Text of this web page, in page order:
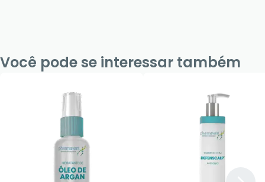
Você pode se interessar também